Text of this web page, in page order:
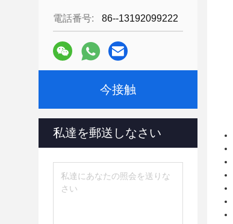
電話番号: 86--13192099222
今接触
私達を郵送しなさい